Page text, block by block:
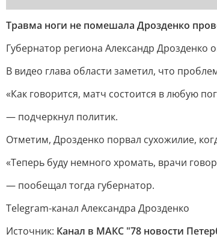
Травма ноги не помешала Дрозденко
Губернатор региона Александр Дрозденко
В видео глава области заметил, что
«Как говорится, матч состоится в любую
— подчеркнул политик.
Отметим, Дрозденко порвал сухожилие,
«Теперь буду немного хромать, врачи
— пообещал тогда губернатор.
Telegram-канал Александра Дрозденко
Источник: Канал в МАКС "78 новости